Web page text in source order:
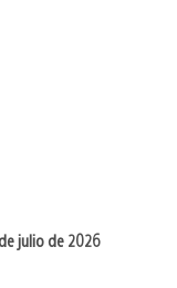
julio de 2026